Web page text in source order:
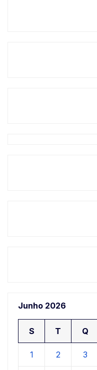
Junho 2026
S T Q
1 2 3